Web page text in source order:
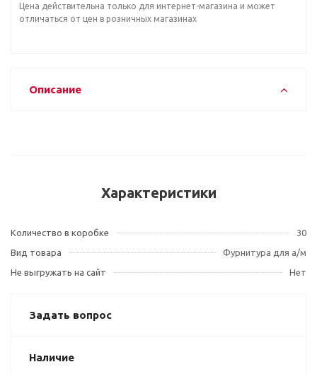
Цена действительна только для интернет-магазина и может
отличаться от цен в розничных магазинах
Описание
Характеристики
Количество в коробке
30
Вид товара
Фурнитура для а/м
Не выгружать на сайт
Нет
Задать вопрос
Наличие